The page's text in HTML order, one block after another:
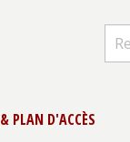
PLAN D'ACCÈS